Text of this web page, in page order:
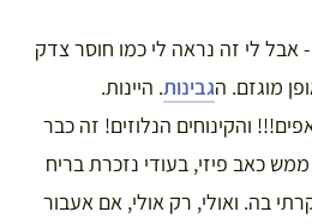
אבל לי זה נראה לי כמו חוסר צדק
מוגזם. הגבינות. היינות.
והקינוחים הנלוזים! זה כבר
ממש כאב פיזי, בעודי נזכרת בריח
בה. ואולי, רק אולי, אם אעבור